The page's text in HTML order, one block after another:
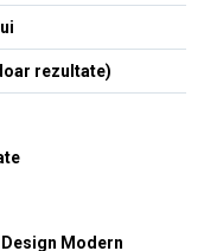
rezultate)
Modern